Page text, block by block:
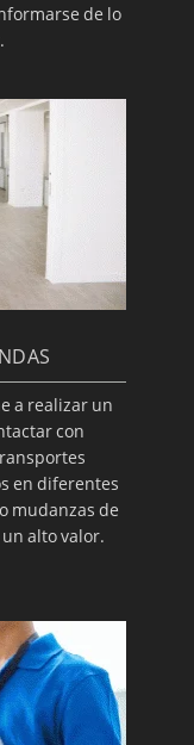
de lo
a realizar un
con
en diferentes
mudanzas de
alto valor.